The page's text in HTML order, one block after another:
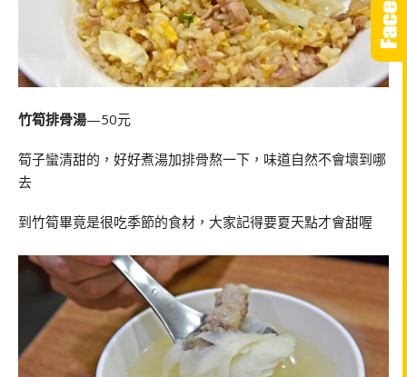
竹筍排骨湯—50元
筍子蠻清甜的，好好煮湯加排骨熬一下，味道自然不會壞到哪
去
到竹筍畢竟是很吃季節的食材，大家記得要夏天點才會甜喔